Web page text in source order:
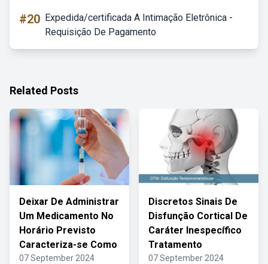
#20 Expedida/certificada A Intimação Eletrônica -
Requisição De Pagamento
Related Posts
Deixar De Administrar
Um Medicamento No
Horário Previsto
Caracteriza-se Como
07 September 2024
Discretos Sinais De
Disfunção Cortical De
Caráter Inespecífico
Tratamento
07 September 2024